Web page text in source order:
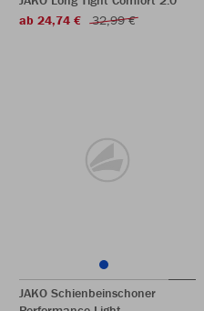
ab 24,74 €
32,99 €
JAKO Schienbeinschoner